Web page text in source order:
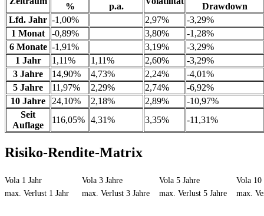
%
p.a.
Drawdown
Lfd. Jahr -1,00% 2,97%
-3,29%
1 Monat
-0,89% 3,80%
-1,28%
6 Monate -1,91% 3,19%
-3,29%
1 Jahr
1,11% 1,11% 2,60%
-3,29%
3 Jahre
14,90% 4,73% 2,24%
-4,01%
5 Jahre
11,97% 2,29% 2,74%
-6,92%
10 Jahre
24,10% 2,18% 2,89%
-10,97%
Seit
Auflage
116,05% 4,31% 3,35% -11,31%
Risiko-Rendite-Matrix
Vola 1 Jahr Vola 3 Jahre Vola 5 Jahre
Vola 10
max. Verlust 1 Jahr
max. Verlust 3 Jahre max. Verlust 5 Jahre max.